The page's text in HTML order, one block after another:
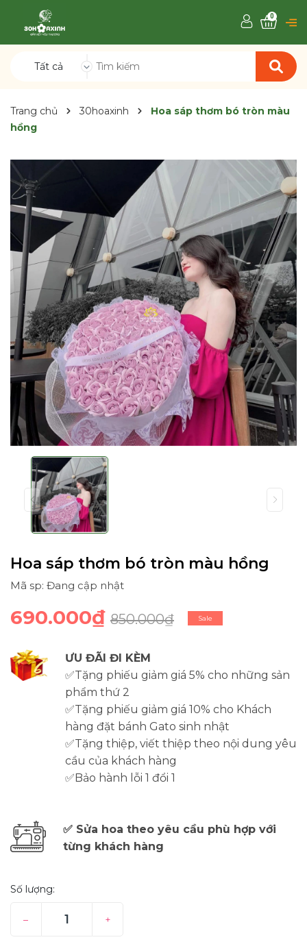
Tất cả
0
Trang chủ 30hoaxinh
Hoa sáp thơm bó tròn màu
hồng
Hoa sáp thơm bó tròn màu hồng
Mã sp: Đang cập nhật
690.000₫ 850.000₫ Sale
ƯU ĐÃI ĐI KÈM
✅Tặng phiếu giảm giá 5% cho những sản
phẩm thứ 2
✅Tặng phiếu giảm giá 10% cho Khách
hàng đặt bánh Gato sinh nhật
✅Tặng thiệp, viết thiệp theo nội dung yêu
cầu của khách hàng
✅Bảo hành lỗi 1 đổi 1
✅ Sửa hoa theo yêu cầu phù hợp với
từng khách hàng
Số lượng:
– +